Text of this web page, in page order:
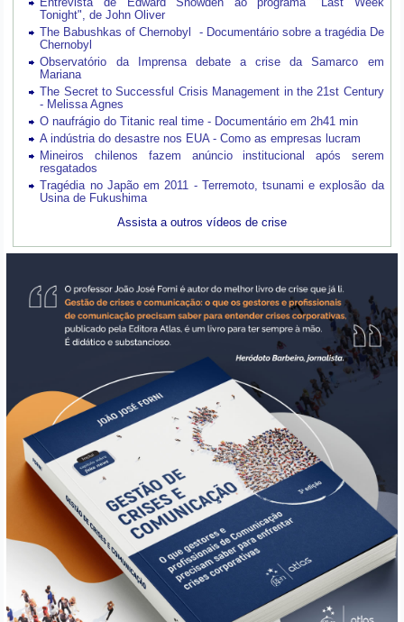
Tonight", de John Oliver
The Babushkas of Chernobyl - Documentário sobre a tragédia De
Chernobyl
Observatório da Imprensa debate a crise da Samarco em
Mariana
The Secret to Successful Crisis Management in the 21st Century
- Melissa Agnes
O naufrágio do Titanic real time - Documentário em 2h41 min
A indústria do desastre nos EUA - Como as empresas lucram
Mineiros chilenos fazem anúncio institucional após serem
resgatados
Tragédia no Japão em 2011 - Terremoto, tsunami e explosão da
Usina de Fukushima
Assista a outros vídeos de crise